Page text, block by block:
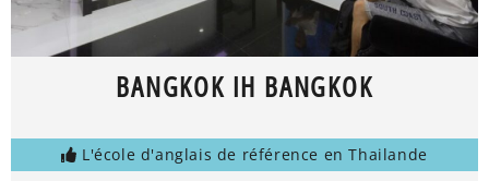
BANGKOK IH BANGKOK
L'école d'anglais de référence en Thailande